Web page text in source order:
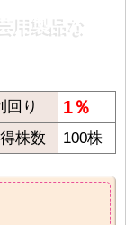
用製品な
回り 1％
株数 100株